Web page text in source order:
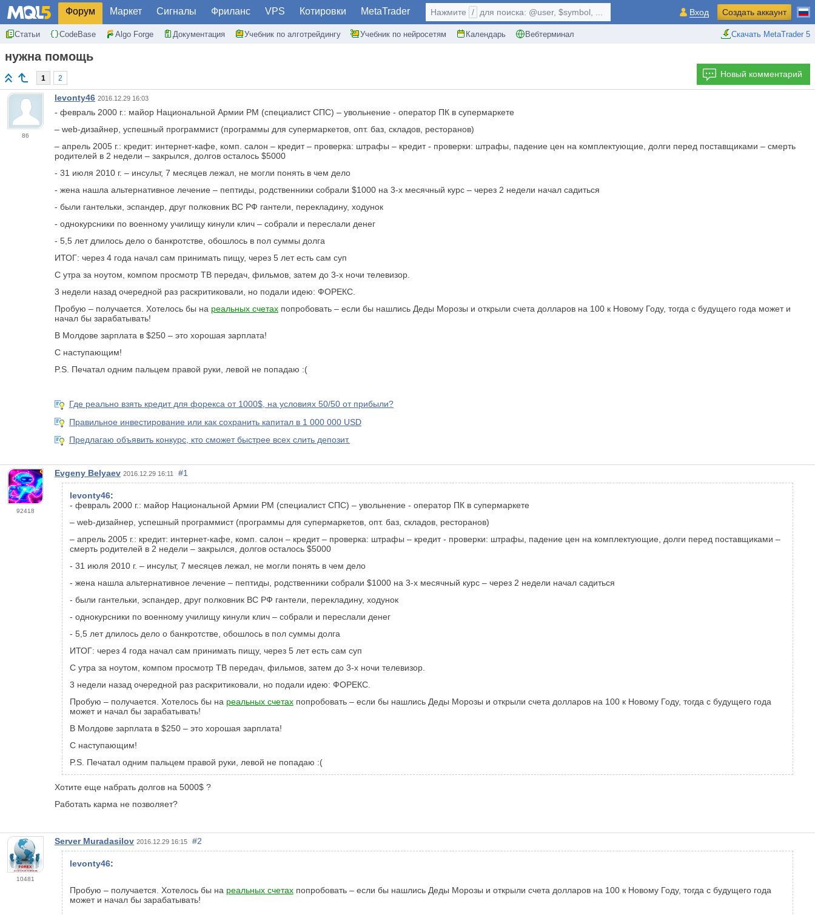
Форум Маркет Сигналы Фриланс VPS Котировки MetaTrader
Статьи CodeBase Algo Forge Документация Учебник по алготрейдингу Учебник по нейросетям Календарь Вебтерминал Скачать MetaTrader 5
Нажмите / для поиска: @user, $symbol, ... Вход Создать аккаунт
нужна помощь
1 2 Новый комментарий
86
levonty46 2016.12.29 16:03
- февраль 2000 г.: майор Национальной Армии РМ (специалист СПС) – увольнение - оператор ПК в супермаркете
– web-дизайнер, успешный программист (программы для супермаркетов, опт. баз, складов, ресторанов)
– апрель 2005 г.: кредит: интернет-кафе, комп. салон – кредит – проверка: штрафы – кредит - проверки: штрафы, падение цен на комплектующие, долги перед поставщиками – смерть
родителей в 2 недели – закрылся, долгов осталось $5000
- 31 июля 2010 г. – инсульт, 7 месяцев лежал, не могли понять в чем дело
- жена нашла альтернативное лечение – пептиды, родственники собрали $1000 на 3-х месячный курс – через 2 недели начал садиться
- были гантельки, эспандер, друг полковник ВС РФ гантели, перекладину, ходунок
- однокурсники по военному училищу кинули клич – собрали и переслали денег
- 5,5 лет длилось дело о банкротстве, обошлось в пол суммы долга
ИТОГ: через 4 года начал сам принимать пищу, через 5 лет есть сам суп
С утра за ноутом, компом просмотр ТВ передач, фильмов, затем до 3-х ночи телевизор.
3 недели назад очередной раз раскритиковали, но подали идею: ФОРЕКС.
Пробую – получается. Хотелось бы на реальных счетах попробовать – если бы нашлись Деды Морозы и открыли счета долларов на 100 к Новому Году, тогда с будущего года может и
начал бы зарабатывать!
В Молдове зарплата в $250 – это хорошая зарплата!
C наступающим!
P.S. Печатал одним пальцем правой руки, левой не попадаю :(
Где реально взять кредит для форекса от 1000$, на условиях 50/50 от прибыли?
Правильное инвестирование или как сохранить капитал в 1 000 000 USD
Предлагаю объявить конкурс, кто сможет быстрее всех слить депозит.
92418
Evgeny Belyaev 2016.12.29 16:11 #1
levonty46:
- февраль 2000 г.: майор Национальной Армии РМ (специалист СПС) – увольнение - оператор ПК в супермаркете
– web-дизайнер, успешный программист (программы для супермаркетов, опт. баз, складов, ресторанов)
– апрель 2005 г.: кредит: интернет-кафе, комп. салон – кредит – проверка: штрафы – кредит - проверки: штрафы, падение цен на комплектующие, долги перед поставщиками –
смерть родителей в 2 недели – закрылся, долгов осталось $5000
- 31 июля 2010 г. – инсульт, 7 месяцев лежал, не могли понять в чем дело
- жена нашла альтернативное лечение – пептиды, родственники собрали $1000 на 3-х месячный курс – через 2 недели начал садиться
- были гантельки, эспандер, друг полковник ВС РФ гантели, перекладину, ходунок
- однокурсники по военному училищу кинули клич – собрали и переслали денег
- 5,5 лет длилось дело о банкротстве, обошлось в пол суммы долга
ИТОГ: через 4 года начал сам принимать пищу, через 5 лет есть сам суп
С утра за ноутом, компом просмотр ТВ передач, фильмов, затем до 3-х ночи телевизор.
3 недели назад очередной раз раскритиковали, но подали идею: ФОРЕКС.
Пробую – получается. Хотелось бы на реальных счетах попробовать – если бы нашлись Деды Морозы и открыли счета долларов на 100 к Новому Году, тогда с будущего года
может и начал бы зарабатывать!
В Молдове зарплата в $250 – это хорошая зарплата!
C наступающим!
P.S . Печатал одним пальцем правой руки, левой не попадаю :(
Хотите еще набрать долгов на 5000$ ?
Работать карма не позволяет?
10481
Server Muradasilov 2016.12.29 16:15 #2
levonty46:
Пробую – получается. Хотелось бы на реальных счетах попробовать – если бы нашлись Деды Морозы и открыли счета долларов на 100 к Новому Году, тогда с будущего года
может и начал бы зарабатывать!